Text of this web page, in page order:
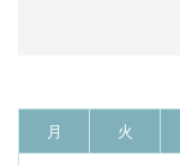
月 火